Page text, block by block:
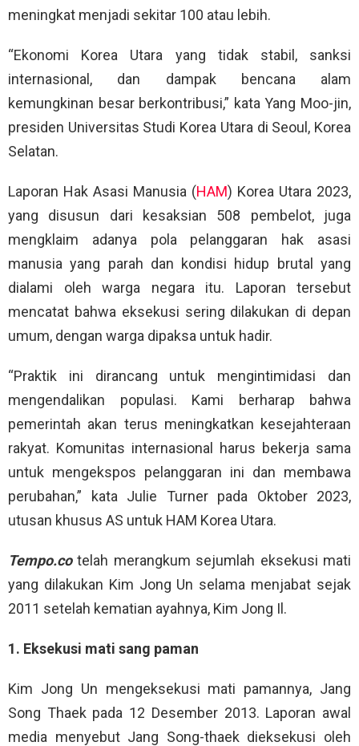
meningkat menjadi sekitar 100 atau lebih.
“Ekonomi Korea Utara yang tidak stabil, sanksi
internasional, dan dampak bencana alam
kemungkinan besar berkontribusi,” kata Yang Moo-jin,
presiden Universitas Studi Korea Utara di Seoul, Korea
Selatan.
Laporan Hak Asasi Manusia (HAM) Korea Utara 2023,
yang disusun dari kesaksian 508 pembelot, juga
mengklaim adanya pola pelanggaran hak asasi
manusia yang parah dan kondisi hidup brutal yang
dialami oleh warga negara itu. Laporan tersebut
mencatat bahwa eksekusi sering dilakukan di depan
umum, dengan warga dipaksa untuk hadir.
“Praktik ini dirancang untuk mengintimidasi dan
mengendalikan populasi. Kami berharap bahwa
pemerintah akan terus meningkatkan kesejahteraan
rakyat. Komunitas internasional harus bekerja sama
untuk mengekspos pelanggaran ini dan membawa
perubahan,” kata Julie Turner pada Oktober 2023,
utusan khusus AS untuk HAM Korea Utara.
Tempo.co telah merangkum sejumlah eksekusi mati
yang dilakukan Kim Jong Un selama menjabat sejak
2011 setelah kematian ayahnya, Kim Jong Il.
1. Eksekusi mati sang paman
Kim Jong Un mengeksekusi mati pamannya, Jang
Song Thaek pada 12 Desember 2013. Laporan awal
media menyebut Jang Song-thaek dieksekusi oleh